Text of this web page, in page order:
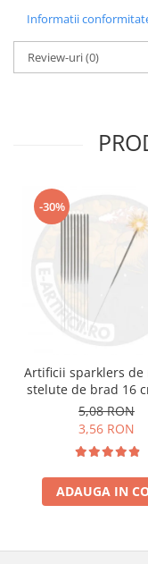
Informatii
Review-uri(0)
-30%
Artificii sparklers de
stelute de brad 16
10 buc
5,08 RON
3,56 RON
ADAUGA IN